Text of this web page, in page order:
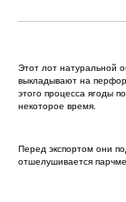
Этот лот натуральной
выкладывают на
этого процесса ягоды
некоторое время.
Перед экспортом они
отшелушивается